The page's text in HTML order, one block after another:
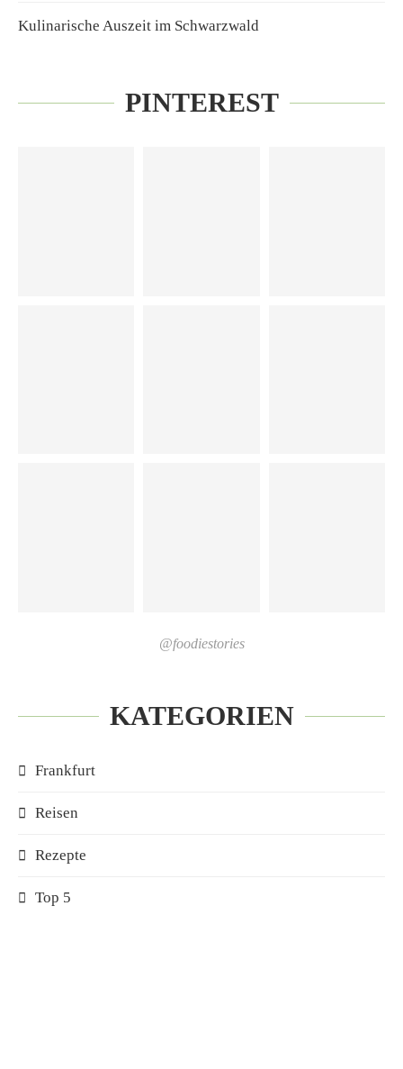
Kulinarische Auszeit im Schwarzwald
PINTEREST
@foodiestories
KATEGORIEN
Frankfurt
Reisen
Rezepte
Top 5